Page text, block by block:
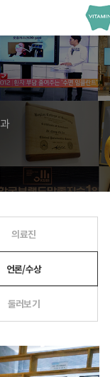
의료진
언론/수상
둘러보기